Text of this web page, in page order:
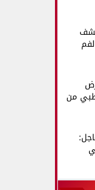
طبي من